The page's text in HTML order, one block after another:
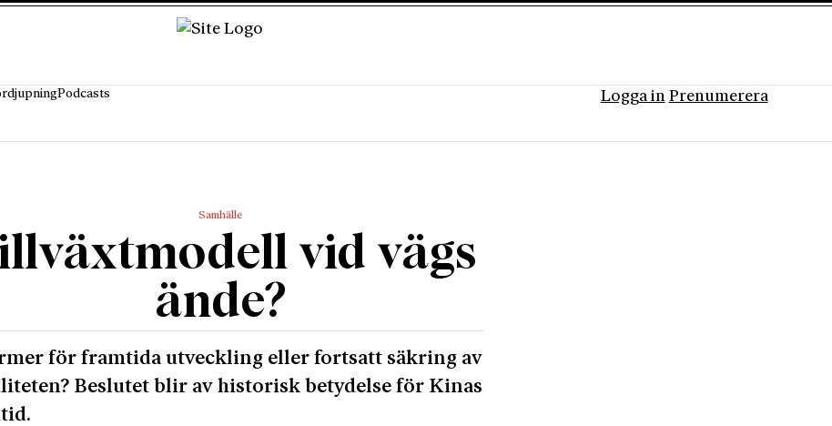
Podcasts Logga in Prenumerera
Samhälle
vid vägs
ände?
för framtida utveckling eller fortsatt säkring av
Beslutet blir av historisk betydelse för Kinas